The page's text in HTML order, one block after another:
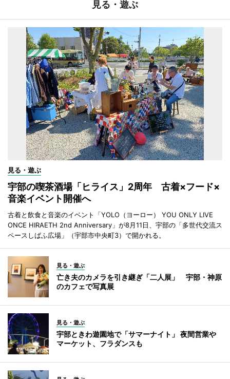
見る・遊ぶ
見る・遊ぶ
宇部の喫茶酒場「ヒライス」2周年 古着×フード×
音楽イベント開催へ
古着と飲食と音楽のイベント「YOLO（ヨーロー） YOU ONLY LIVE
ONCE HIRAETH 2nd Anniversary」が8月11日、宇部の「多世代交流ス
ペースしばふ広場」（宇部市中央町3）で開かれる。
見る・遊ぶ
亡き夫のカメラを引き継ぎ「二人展」 宇部・神原
のカフェで写真展
見る・遊ぶ
宇部ときわ遊園地で「サマーナイト」 夜間営業や
マーケット、フラダンスも